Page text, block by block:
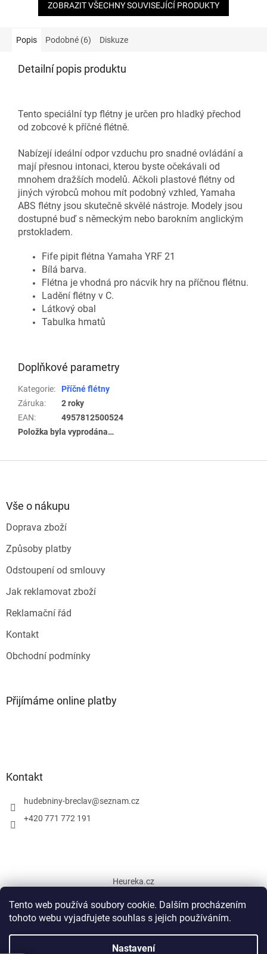
Tento web používá soubory cookie. Dalším procházením
tohoto webu vyjadřujete souhlas s jejich používáním.
Nastavení
ZOBRAZIT VŠECHNY SOUVISEJÍCÍ PRODUKTY
Popis Podobné (6) Diskuze
Detailní popis produktu
Tento speciální typ flétny je určen pro hladký přechod
od zobcové k příčné flétně.
Nabízejí ideální odpor vzduchu pro snadné ovládání a
mají přesnou intonaci, kterou byste očekávali od
mnohem dražších modelů. Ačkoli plastové flétny od
jiných výrobců mohou mít podobný vzhled, Yamaha
ABS flétny jsou skutečně skvělé nástroje. Modely jsou
dostupné buď s německým nebo barokním anglickým
prstokladem.
Fife pipit flétna Yamaha YRF 21
Bílá barva.
Flétna je vhodná pro nácvik hry na příčnou flétnu.
Ladění flétny v C.
Látkový obal
Tabulka hmatů
Doplňkové parametry
Kategorie:
Příčné flétny
Záruka:
2 roky
EAN:
4957812500524
Položka byla vyprodána…
Vše o nákupu
Doprava zboží
Způsoby platby
Odstoupení od smlouvy
Jak reklamovat zboží
Reklamační řád
Kontakt
Obchodní podmínky
Přijímáme online platby
Kontakt
hudebniny-breclav@seznam.cz
+420 771 772 191
Heureka.cz